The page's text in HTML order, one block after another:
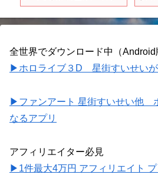
抜き】
全世界でダウンロード中（Android
▶ホロライブ３D 星街すいせいが
▶ファンアート 星街すいせい他
なるアプリ
アフィリエイター必見
▶1件最大4万円 アフィリエイト プ